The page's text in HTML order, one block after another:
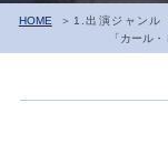
HOME 1.出演ジャンル
「カール